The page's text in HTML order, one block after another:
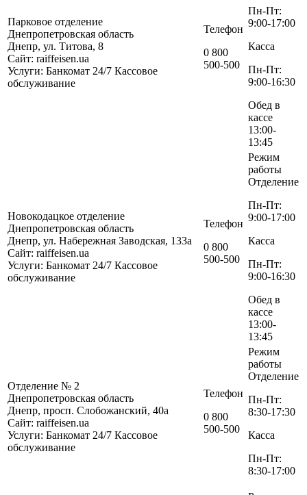
Парковое отделение
Днепропетровская область
Днепр, ул. Титова, 8
Сайт: raiffeisen.ua
Услуги: Банкомат 24/7 Кассовое
обслуживание
Телефон
0 800
500-500
Пн-Пт:
9:00-17:00
Касса
Пн-Пт:
9:00-16:30
Обед в
кассе
13:00-
13:45
Новокодацкое отделение
Днепропетровская область
Днепр, ул. Набережная Заводская, 133а
Сайт: raiffeisen.ua
Услуги: Банкомат 24/7 Кассовое
обслуживание
Телефон
0 800
500-500
Режим
работы
Отделение
Пн-Пт:
9:00-17:00
Касса
Пн-Пт:
9:00-16:30
Обед в
кассе
13:00-
13:45
Отделение № 2
Днепропетровская область
Днепр, просп. Слобожанский, 40а
Сайт: raiffeisen.ua
Услуги: Банкомат 24/7 Кассовое
обслуживание
Телефон
0 800
500-500
Режим
работы
Отделение
Пн-Пт:
8:30-17:30
Касса
Пн-Пт:
8:30-17:00